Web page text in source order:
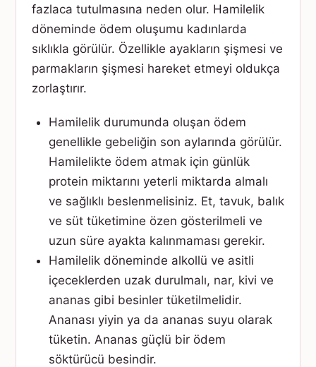
fazlaca tutulmasına neden olur. Hamilelik
döneminde ödem oluşumu kadınlarda
sıklıkla görülür. Özellikle ayakların şişmesi ve
parmakların şişmesi hareket etmeyi oldukça
zorlaştırır.
Hamilelik durumunda oluşan ödem
genellikle gebeliğin son aylarında görülür.
Hamilelikte ödem atmak için günlük
protein miktarını yeterli miktarda almalı
ve sağlıklı beslenmelisiniz. Et, tavuk, balık
ve süt tüketimine özen gösterilmeli ve
uzun süre ayakta kalınmaması gerekir.
Hamilelik döneminde alkollü ve asitli
içeceklerden uzak durulmalı, nar, kivi ve
ananas gibi besinler tüketilmelidir.
Ananası yiyin ya da ananas suyu olarak
tüketin. Ananas güçlü bir ödem
söktürücü besindir.